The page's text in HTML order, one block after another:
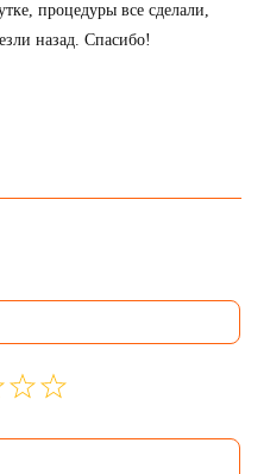
процедуры все сделали,
назад. Спасибо!